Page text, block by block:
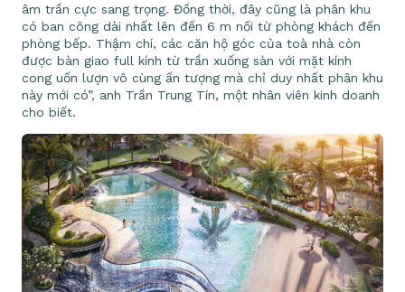
âm trần cực sang trọng. Đồng thời, đây cũng là phân khu
có ban công dài nhất lên đến 6 m nối từ phòng khách đến
phòng bếp. Thậm chí, các căn hộ góc của toà nhà còn
được bàn giao full kính từ trần xuống sàn với mặt kính
cong uốn lượn vô cùng ấn tượng mà chỉ duy nhất phân khu
này mới có”, anh Trần Trung Tín, một nhân viên kinh doanh
cho biết.